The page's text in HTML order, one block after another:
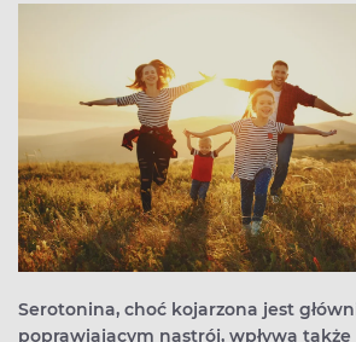
Serotonina, choć kojarzona jest
poprawiającym nastrój, wpływa